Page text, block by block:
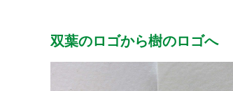
双葉のロゴから樹のロゴへ